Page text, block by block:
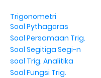
Trigonometri
Soal Pythagoras
Soal Persamaan Trig.
Soal Segitiga Segi-n
soal Trig. Analitika
Soal Fungsi Trig.